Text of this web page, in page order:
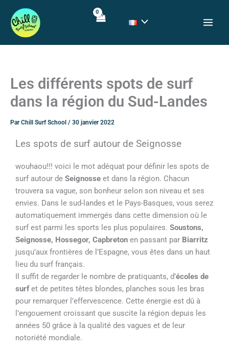
contenu
Les différents spots de surf
dans la région du Sud-Landes
ParChill Surf School / 30 janvier 2022
Les spots de surf autour de Seignosse
wouhaou!!! voici le mot adéquat pour définir les spots de
surf autour de Seignosse et dans la région. Chacun
trouvera sa vague, son bonheur selon son niveau et ses
envies. Dans le sud-landes et le Pays-Basques, vous serez
automatiquement immergés dans cette dimension où le
surf est parmi les sports les plus populaires. Soustons,
Seignosse, Hossegor, Capbreton en passant par Biarritz
jusqu’aux frontières de l’Espagne, vous êtes dans un haut
lieu du surf français.
Il suffit de regarder le nombre de pratiquants, d’écoles de
surfet de petites têtes blondes, planches sous les bras
pour remarquer l’effervescence. Cette énergie est dû à
l’engouement croissant que suscite la région depuis les
années 50 grâce à la qualité des vagues et de leur
notoriété mondiale.